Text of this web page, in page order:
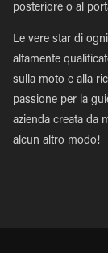
posteriore o al
Le vere star di
altamente
sulla moto e alla
passione per la
azienda creata da
alcun altro modo!